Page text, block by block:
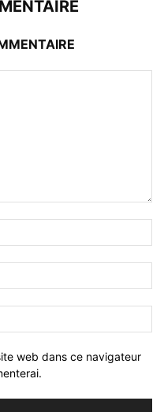
web dans ce navigateur